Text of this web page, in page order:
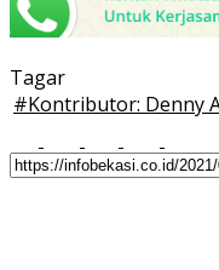
Tagar
#Kontributor: Denny